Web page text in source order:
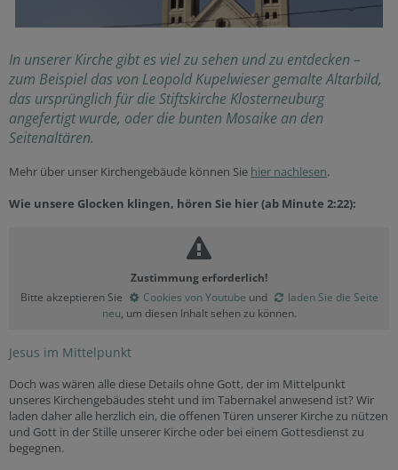
In unserer Kirche gibt es viel zu sehen und zu entdecken –
zum Beispiel das von Leopold Kupelwieser gemalte Altarbild,
das ursprünglich für die Stiftskirche Klosterneuburg
angefertigt wurde, oder die bunten Mosaike an den
Seitenaltären.
Mehr über unser Kirchengebäude können Sie hier nachlesen.
Wie unsere Glocken klingen, hören Sie hier (ab Minute 2:22):
Zustimmung erforderlich!
Bitte akzeptieren Sie
Cookies von Youtube und
laden Sie die Seite
neu, um diesen Inhalt sehen zu können.
Jesus im Mittelpunkt
Doch was wären alle diese Details ohne Gott, der im Mittelpunkt
unseres Kirchengebäudes steht und im Tabernakel anwesend ist? Wir
laden daher alle herzlich ein, die offenen Türen unserer Kirche zu nützen
und Gott in der Stille unserer Kirche oder bei einem Gottesdienst zu
begegnen.